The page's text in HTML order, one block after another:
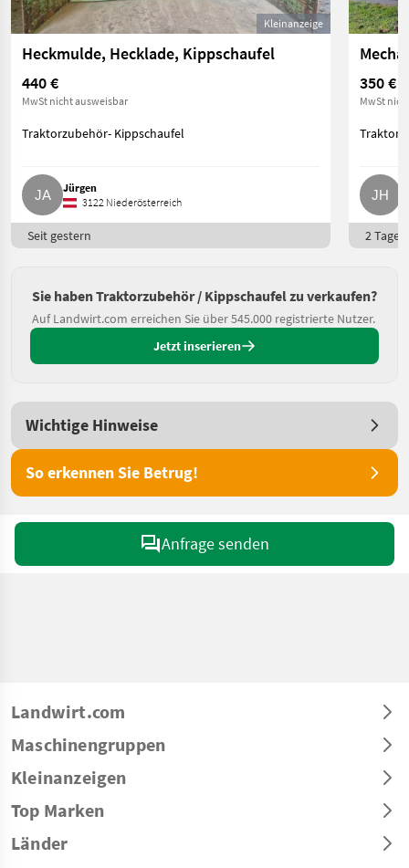
Kleinanzeige
Heckmulde, Hecklade, Kippschaufel
440 €
MwSt nicht ausweisbar
Traktorzubehör- Kippschaufel
Jürgen
3122 Niederösterreich
Seit gestern
350 €
MwSt
2 Tage
Sie haben Traktorzubehör / Kippschaufel zu verkaufen?
Auf Landwirt.com erreichen Sie über 545.000 registrierte Nutzer.
Jetzt inserieren
Wichtige Hinweise
So erkennen Sie Betrug!
Anfrage senden
Landwirt.com
Maschinengruppen
Kleinanzeigen
Top Marken
Länder